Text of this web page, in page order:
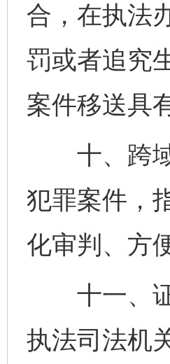
合，在执法
罚或者追究
案件移送具
十、跨域
犯罪案件，
化审判、方
十一、证
执法司法机